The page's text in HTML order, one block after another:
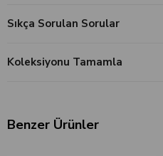
Sıkça Sorulan Sorular
Koleksiyonu Tamamla
Benzer Ürünler